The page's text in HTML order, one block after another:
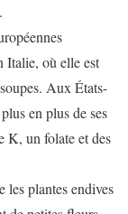
Italie, où elle est
Aux États-
en plus de ses
K, un folate et des
les plantes endives